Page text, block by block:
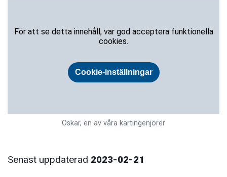
Oskar, en av våra kartingenjörer
Senast uppdaterad 2023-02-21